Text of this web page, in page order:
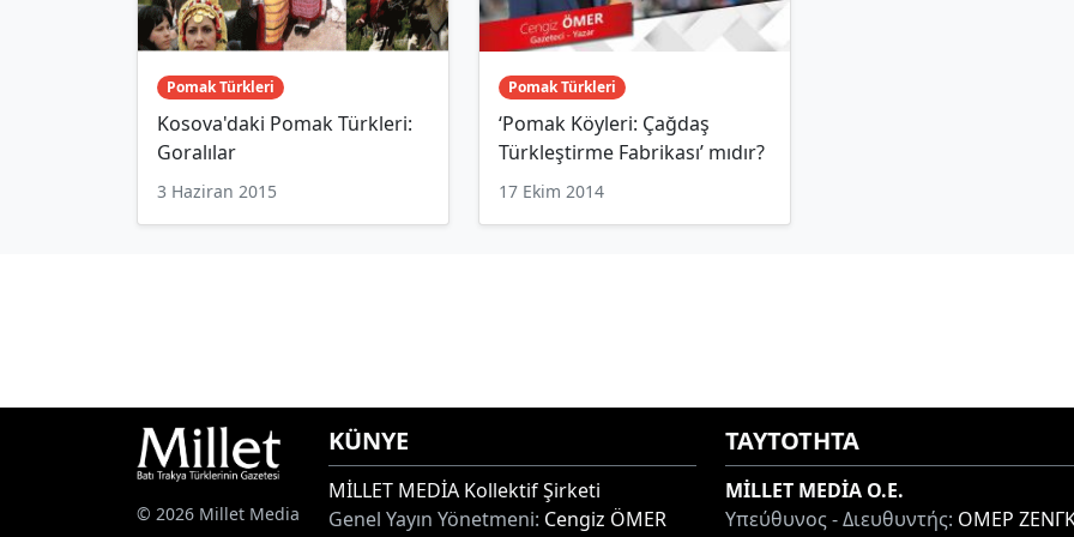
Pomak Türkleri
Kosova'daki Pomak Türkleri:
Goralılar
3 Haziran 2015
Pomak Türkleri
‘Pomak Köyleri: Çağdaş
Türkleştirme Fabrikası’ mıdır?
17 Ekim 2014
© 2026 Millet Media
KÜNYE
MİLLET MEDİA Kollektif Şirketi
Genel Yayın Yönetmeni: Cengiz ÖMER
ΤΑΥΤΟΤΗΤΑ
MİLLET MEDİA O.E.
Υπεύθυνος - Διευθυντής: ΟΜΕΡ